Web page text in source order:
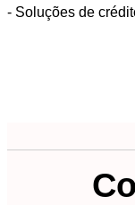
- Soluções de